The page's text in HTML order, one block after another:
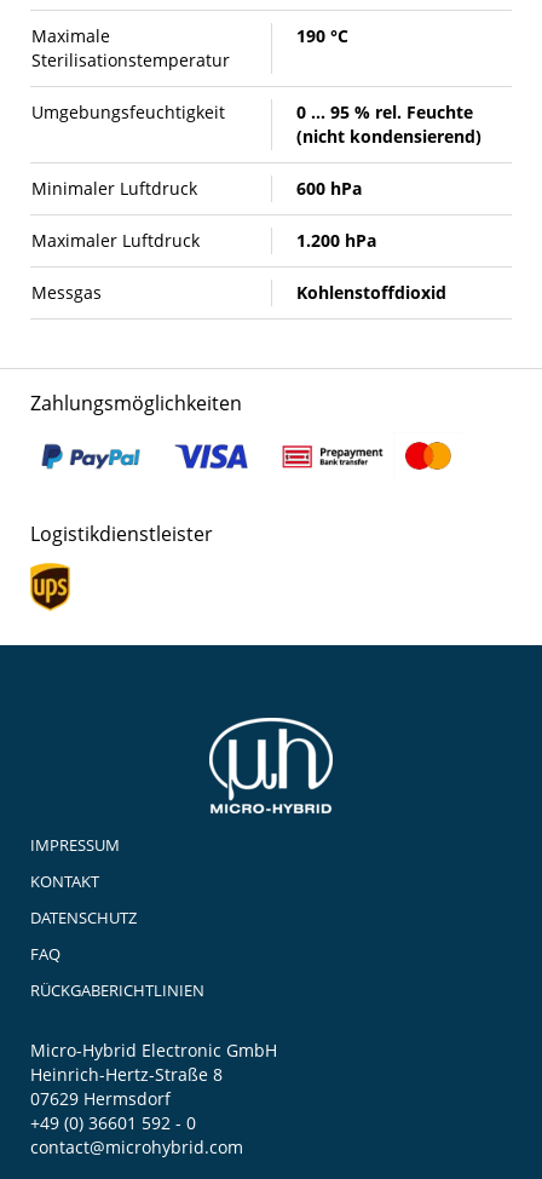
Maximale
Sterilisationstemperatur
190 °C
Umgebungsfeuchtigkeit
0 ... 95 % rel. Feuchte
(nicht kondensierend)
Minimaler Luftdruck 600 hPa
Maximaler Luftdruck 1.200 hPa
Messgas Kohlenstoffdioxid
Zahlungsmöglichkeiten
Logistikdienstleister
IMPRESSUM
KONTAKT
DATENSCHUTZ
FAQ
RÜCKGABERICHTLINIEN
Micro-Hybrid Electronic GmbH
Heinrich-Hertz-Straße 8
07629 Hermsdorf
+49 (0) 36601 592 - 0
contact@microhybrid.com